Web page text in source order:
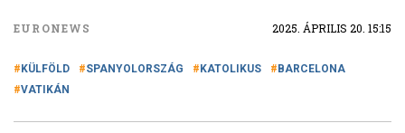
EURONEWS 2025. ÁPRILIS 20. 15:15
KÜLFÖLD SPANYOLORSZÁG KATOLIKUS
BARCELONA
VATIKÁN